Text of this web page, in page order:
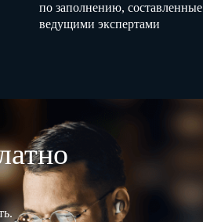
по заполнению, составленные
ведущими экспертами